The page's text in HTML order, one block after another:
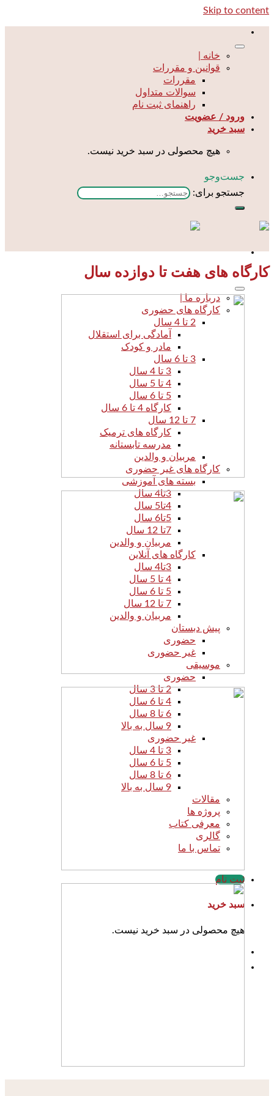
Skip to content
خانه |
قوانین و مقررات
مقررات
سوالات متداول
راهنمای ثبت نام
ورود / عضویت
سبد خرید
هیچ محصولی در سبد خرید نیست.
جست‌و‌جو
جستجو برای:
درباره ما |
کارگاه های حضوری
2 تا 4 سال
آمادگی برای استقلال
مادر و کودک
3 تا 6 سال
3 تا 4 سال
4 تا 5 سال
5 تا 6 سال
کارگاه 4 تا 6 سال
7 تا 12 سال
کارگاه های ترمیک
مدرسه تابستانه
مربیان و والدین
کارگاه های غیر حضوری
بسته های آموزشی
3تا4 سال
4تا5 سال
5تا6 سال
7تا 12 سال
مربیان و والدین
کارگاه های آنلاین
3تا4 سال
4 تا 5 سال
5 تا 6 سال
7 تا 12 سال
مربیان و والدین
پیش دبستان
حضوری
غیر حضوری
موسیقی
حضوری
2 تا 3 سال
4 تا 6 سال
6 تا 8 سال
9 سال به بالا
غیر حضوری
3 تا 4 سال
5 تا 6 سال
6 تا 8 سال
9 سال به بالا
مقالات
پروژه ها
معرفی کتاب
گالری
تماس با ما
ثبت نام
سبد خرید
هیچ محصولی در سبد خرید نیست.
کارگاه های هفت تا دوازده سال